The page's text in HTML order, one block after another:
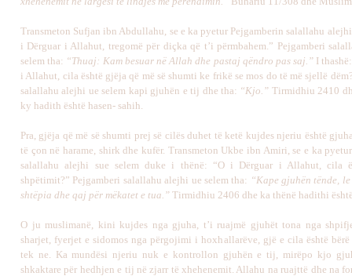
Transmeton Sufjan ibn Abdullahu, se e ka pyetur Pejgamberin salallahu
i Dërguar i Allahut, tregomë për diçka që t’i përmbahem.” Pejgamberi
selem tha: “Thuaj: Kam besuar në Allah dhe pastaj qëndro pas saj.” I
i Allahut, cila është gjëja që më së shumti ke frikë se mos do të më sjellë
salallahu alejhi ue selem kapi gjuhën e tij dhe tha: “Kjo.” Tirmidhiu 2410
ky hadith është hasen- sahih.
Pra, gjëja që më së shumti prej së cilës duhet të ketë kujdes njeriu është
të çon në harame, shirk dhe kufër. Transmeton Ukbe ibn Amiri, se e ka
salallahu alejhi sue selem duke i thënë: “O i Dërguar i Allahut, cila
shpëtimit?” Pejgamberi salallahu alejhi ue selem tha: “Kape gjuhën tënde,
shtëpia dhe qaj për mëkatet e tua.” Tirmidhiu 2406 dhe ka thënë hadithi
O ju muslimanë, kini kujdes nga gjuha, t’i ruajmë gjuhët tona nga
sharjet, fyerjet e sidomos nga përgojimi i hoxhallarëve, gjë e cila është bërë
tek ne. Ka mundësi njeriu nuk e kontrollon gjuhën e tij, mirëpo kjo
shkaktare për hedhjen e tij në zjarr të xhehenemit. Allahu na ruajttë dhe na